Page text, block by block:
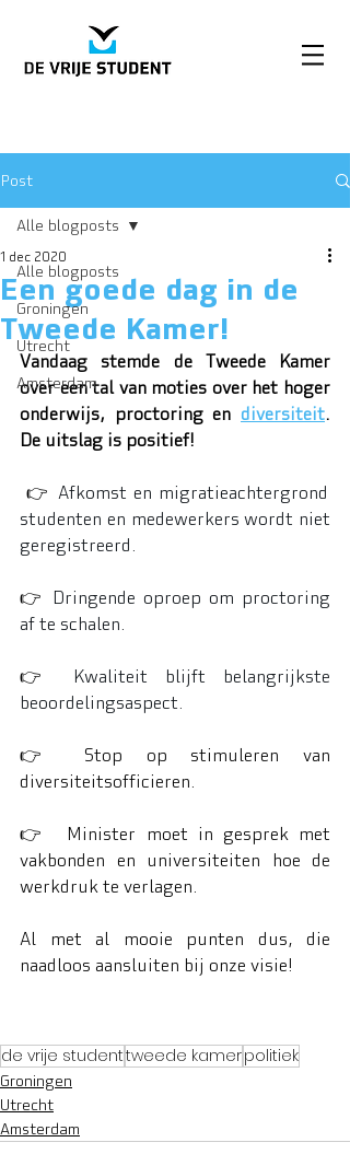
Post
Alle blogposts
Groningen
Utrecht
Amsterdam
Alle blogposts
Een goede dag in de
Tweede Kamer!
1 dec 2020
Vandaag stemde de Tweede Kamer
over een tal van moties over het hoger
onderwijs, proctoring en diversiteit.
De uitslag is positief!
👉 Afkomst en migratieachtergrond
studenten en medewerkers wordt niet
geregistreerd.
👉 Dringende oproep om proctoring
af te schalen.
👉
Kwaliteit blijft belangrijkste
beoordelingsaspect.
👉 Stop op stimuleren van
diversiteitsofficieren.
👉  Minister moet in gesprek met
vakbonden en universiteiten hoe de
werkdruk te verlagen.
Al met al mooie punten dus, die
naadloos aansluiten bij onze visie!
de vrije studenttweede kamerpolitiek
Groningen
Utrecht
Amsterdam